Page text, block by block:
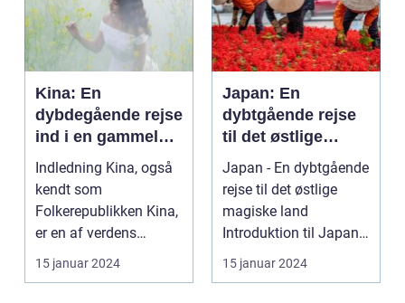
Kina: En
dybdegående rejse
ind i en gammel
kultur
Indledning Kina, også
kendt som
Folkerepublikken Kina,
er en af verdens
ældste og mest
befolkede na...
15 januar 2024
Japan: En
dybtgående rejse
til det østlige
magiske land
Japan - En dybtgående
rejse til det østlige
magiske land
Introduktion til Japan
Japan, et land be...
15 januar 2024